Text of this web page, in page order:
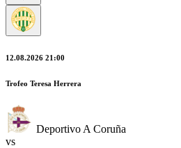
12.08.2026 21:00
Trofeo Teresa Herrera
Deportivo A Coruña
vs